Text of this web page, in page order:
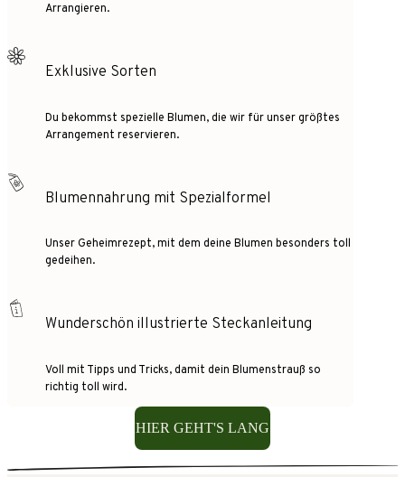
Arrangieren.
Exklusive Sorten
Du bekommst spezielle Blumen, die wir für unser größtes
Arrangement reservieren.
Blumennahrung mit Spezialformel
Unser Geheimrezept, mit dem deine Blumen besonders toll
gedeihen.
Wunderschön illustrierte Steckanleitung
Voll mit Tipps und Tricks, damit dein Blumenstrauß so
richtig toll wird.
HIER GEHT'S LANG